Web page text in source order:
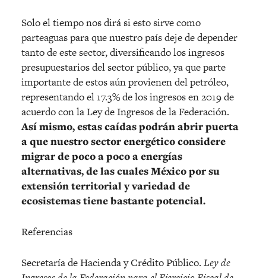
Solo el tiempo nos dirá si esto sirve como
parteaguas para que nuestro país deje de depender
tanto de este sector, diversificando los ingresos
presupuestarios del sector público, ya que parte
importante de estos aún provienen del petróleo,
representando el 17.3% de los ingresos en 2019 de
acuerdo con la Ley de Ingresos de la Federación.
Así mismo, estas caídas podrán abrir puerta
a que nuestro sector energético considere
migrar de poco a poco a energías
alternativas, de las cuales México por su
extensión territorial y variedad de
ecosistemas tiene bastante potencial.
Referencias
Secretaría de Hacienda y Crédito Público. Ley de